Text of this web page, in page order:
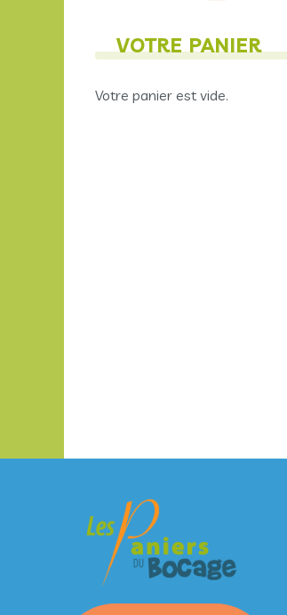
VOTRE PANIER
Votre panier est vide.